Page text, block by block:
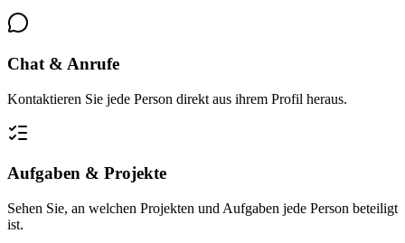
Chat & Anrufe
Kontaktieren Sie jede Person direkt aus ihrem Profil heraus.
Aufgaben & Projekte
Sehen Sie, an welchen Projekten und Aufgaben jede Person beteiligt
ist.